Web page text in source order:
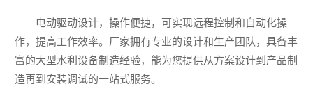
电动驱动设计，操作便捷，可实现远程控制和自动化操
作，提高工作效率。厂家拥有专业的设计和生产团队，具备丰
富的大型水利设备制造经验，能为您提供从方案设计到产品制
造再到安装调试的一站式服务。